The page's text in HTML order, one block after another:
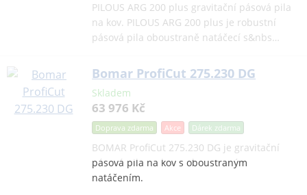
PILOUS ARG 200 plus gravitační pásová pila
na kov. PILOUS ARG 200 plus je robustní
pásová pila oboustraně natáčecí s&nbs…
Bomar ProfiCut 275.230 DG
Skladem
63 976 Kč
Doprava zdarma Akce Dárek zdarma
BOMAR ProfiCut 275.230 DG je gravitační
pásová pila na kov s oboustraným
natáčením.